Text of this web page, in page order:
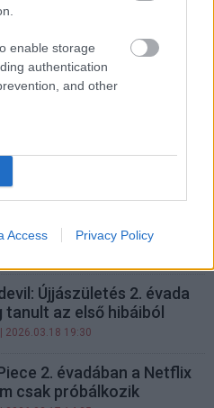
enable storage
authentication
and other
Access Privacy Policy
Újjászületés 2. évad
- Daredevil most talált
| 2026.03.29 13:32
végéről?
Daredevilt is lenyomta
Újjászületés 2. évada
tanult az első hibáiból
| 2026.03.18 19:30
2. évadában a Netflix
csak próbálkozik